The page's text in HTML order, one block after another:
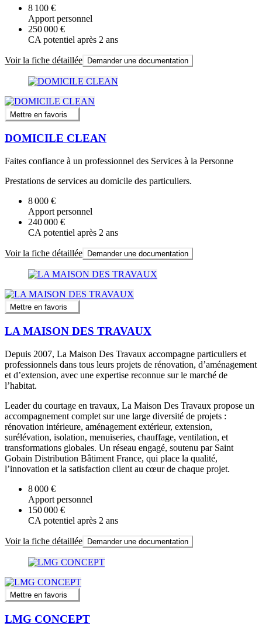
8 100 €
Apport personnel
250 000 €
CA potentiel après 2 ans
Voir la fiche détaillée Demander une documentation
Mettre en favoris
DOMICILE CLEAN
Faites confiance à un professionnel des Services à la Personne
Prestations de services au domicile des particuliers.
8 000 €
Apport personnel
240 000 €
CA potentiel après 2 ans
Voir la fiche détaillée Demander une documentation
Mettre en favoris
LA MAISON DES TRAVAUX
Depuis 2007, La Maison Des Travaux accompagne particuliers et
professionnels dans tous leurs projets de rénovation, d’aménagement
et d’extension, avec une expertise reconnue sur le marché de
l’habitat.
Leader du courtage en travaux, La Maison Des Travaux propose un
accompagnement complet sur une large diversité de projets :
rénovation intérieure, aménagement extérieur, extension,
surélévation, isolation, menuiseries, chauffage, ventilation, et
transformations globales. Un réseau engagé, soutenu par Saint
Gobain Distribution Bâtiment France, qui place la qualité,
l’innovation et la satisfaction client au cœur de chaque projet.
8 000 €
Apport personnel
150 000 €
CA potentiel après 2 ans
Voir la fiche détaillée Demander une documentation
Mettre en favoris
LMG CONCEPT